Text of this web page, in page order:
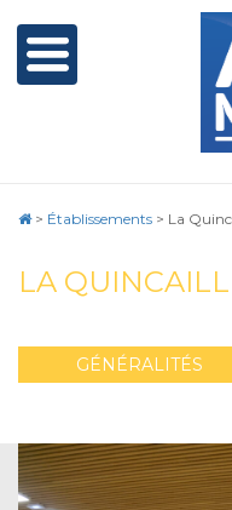
> Établissements > La
LA
GÉNÉRALITÉS